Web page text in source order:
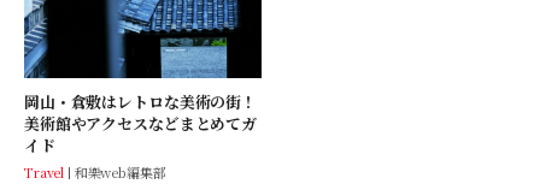
岡山・倉敷はレトロな美術の街！
美術館やアクセスなどまとめてガ
イド
Travel 和樂web編集部